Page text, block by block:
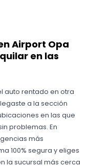
Airport Opa
en las
auto rentado en otra
a la sección
en las que
problemas. En
más
100% segura y eliges
la sucursal más cerca